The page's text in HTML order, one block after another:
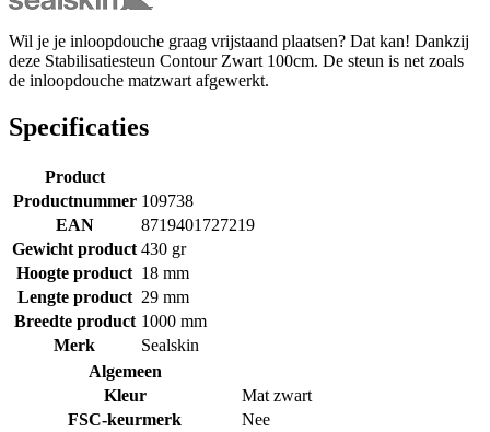
Wil je je inloopdouche graag vrijstaand plaatsen? Dat kan! Dankzij
deze Stabilisatiesteun Contour Zwart 100cm. De steun is net zoals
de inloopdouche matzwart afgewerkt.
Specificaties
Product
Productnummer 109738
EAN
8719401727219
Gewicht product 430 gr
Hoogte product 18 mm
Lengte product 29 mm
Breedte product 1000 mm
Merk
Sealskin
Algemeen
Kleur
Mat zwart
FSC-keurmerk
Nee